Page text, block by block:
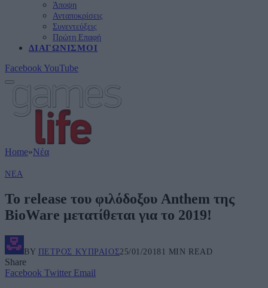
Άποψη
Ανταποκρίσεις
Συνεντεύξεις
Πρώτη Επαφή
ΔΙΑΓΩΝΙΣΜΟΊ
Facebook YouTube
Home»Νέα
ΝΈΑ
Το release του φιλόδοξου Anthem της
BioWare μετατίθεται για το 2019!
BY ΠΈΤΡΟΣ ΚΥΠΡΑΊΟΣ25/01/2018 1 MIN READ
Share
Facebook Twitter Email